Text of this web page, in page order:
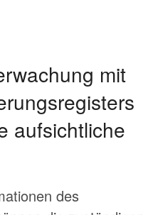
mit
aufsichtliche
des